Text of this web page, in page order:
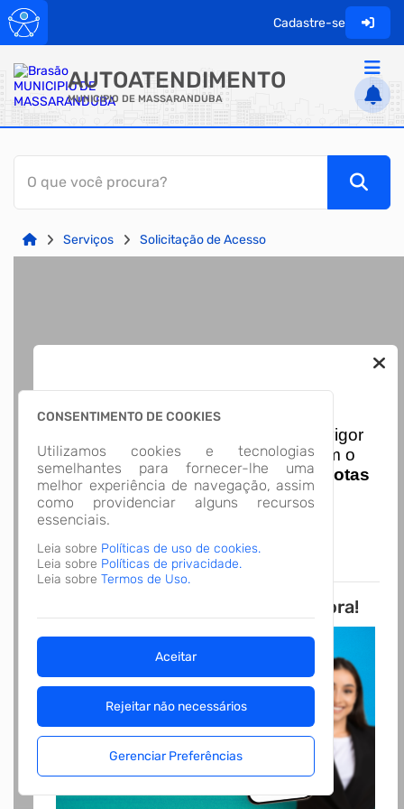
Cadastre-se
AUTOATENDIMENTO
MUNICIPIO DE MASSARANDUBA
ACESSO RÁPIDO
Acessibilidade
Transparência
O que você procura?
Serviços Solicitação de Acesso
CONSENTIMENTO DE COOKIES
Utilizamos cookies e tecnologias
semelhantes para fornecer-lhe uma
melhor experiência de navegação, assim
como providenciar alguns recursos
essenciais.
Leia sobre Políticas de uso de cookies.
Leia sobre Políticas de privacidade.
Leia sobre Termos de Uso.
Aceitar
Rejeitar não necessários
Gerenciar Preferências
entra em vigor
a obrigatoriedade de integração com o
Ambiente de Dados Nacional das
Notas
de Serviço Eletrônicascom isso
entraram em vigor
novas regras,
Autoatendimento - MUNICIPIO DE
MASSARANDUBA
Novo APP Atende.Net! Baixe Agora!